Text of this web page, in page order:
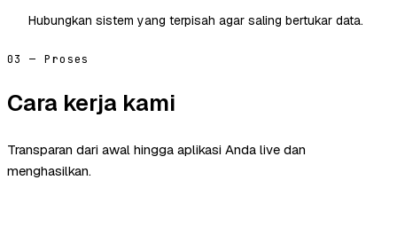
Hubungkan sistem yang terpisah agar saling bertukar data.
03 — Proses
Cara kerja kami
Transparan dari awal hingga aplikasi Anda live dan
menghasilkan.